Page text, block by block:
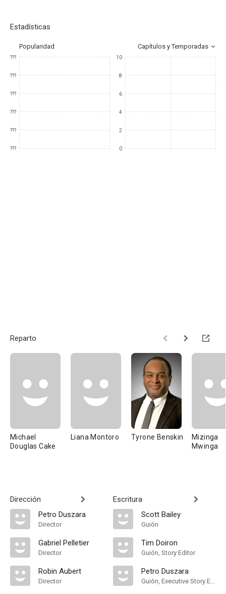
Estadísticas
Popularidad Capítulos y Temporadas
???
???
???
???
???
???
10
8
6
4
2
0
Reparto
Michael
Douglas Cake
Liana Montoro Tyrone Benskin
Mizinga
Mwinga
Dirección
Petro Duszara
Director
Gabriel Pelletier
Director
Robin Aubert
Director
Escritura
Scott Bailey
Guión
Tim Doiron
Guión, Story Editor
Petro Duszara
Guión, Executive Story Editor